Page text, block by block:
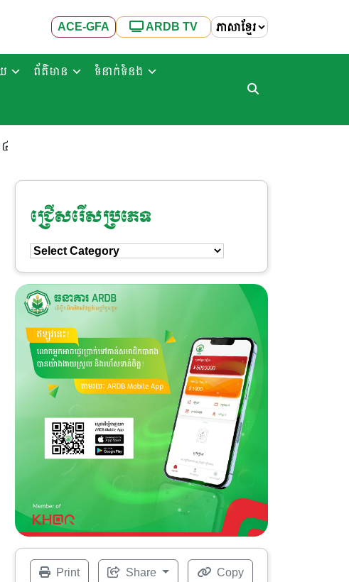
ACE-GFA ARDB TV
ព័ត៌មាន ទំនាក់ទំនង
ជ្រើសរើសប្រភេទ
ជ្រើសរើស
ប្រភេទ
Print Share Copy